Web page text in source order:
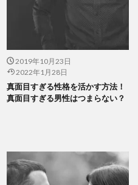
2019年10月23日
2022年1月28日
真面目すぎる性格を活かす方法！
真面目すぎる男性はつまらない？